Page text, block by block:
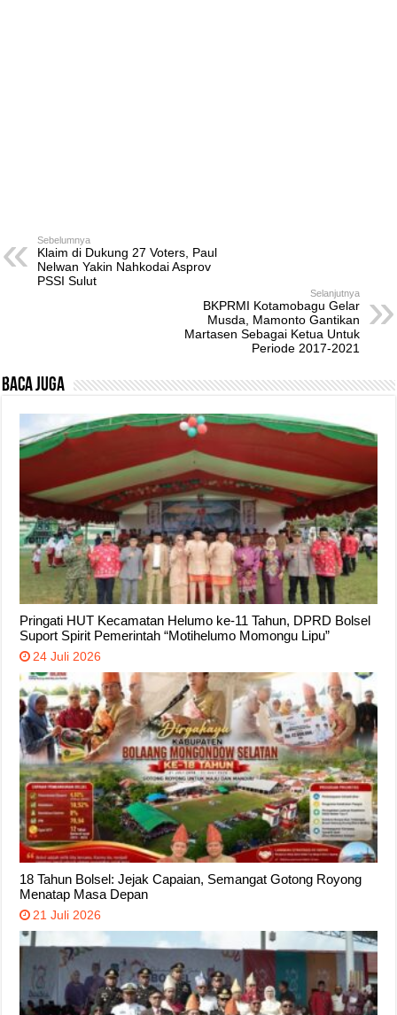
Sebelumnya
Klaim di Dukung 27 Voters, Paul
Nelwan Yakin Nahkodai Asprov
PSSI Sulut
Selanjutnya
BKPRMI Kotamobagu Gelar
Musda, Mamonto Gantikan
Martasen Sebagai Ketua Untuk
Periode 2017-2021
Baca Juga
Pringati HUT Kecamatan Helumo ke-11 Tahun, DPRD Bolsel
Suport Spirit Pemerintah “Motihelumo Momongu Lipu”
24 Juli 2026
18 Tahun Bolsel: Jejak Capaian, Semangat Gotong Royong
Menatap Masa Depan
21 Juli 2026